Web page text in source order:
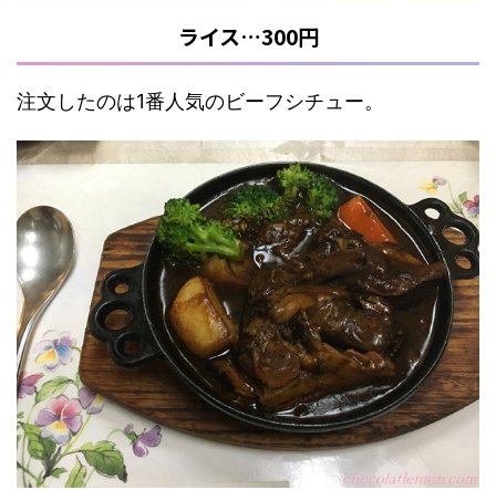
ライス…300円
注文したのは1番人気のビーフシチュー。